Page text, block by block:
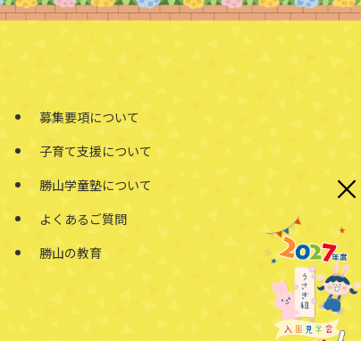
募集要項について
子育て支援について
勝山学童塾について
よくあるご質問
勝山の教育
×